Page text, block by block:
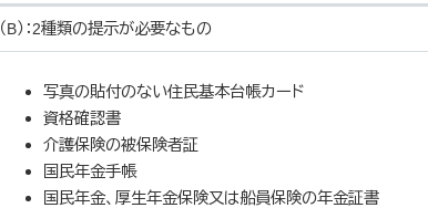
（B）：2種類の提示が必要なもの
写真の貼付のない住民基本台帳カード
資格確認書
介護保険の被保険者証
国民年金手帳
国民年金、厚生年金保険又は船員保険の年金証書